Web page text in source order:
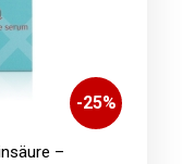
-25%
–